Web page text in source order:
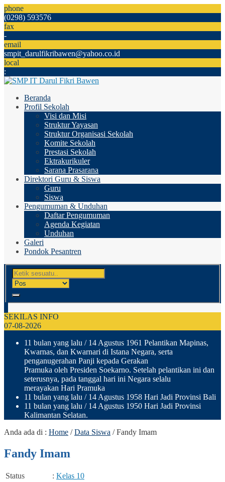
phone
(0298) 593576
fax
-
email
smpit_darulfikribawen@yahoo.co.id
local
:
Beranda
Profil Sekolah
Visi dan Misi
Struktur Yayasan
Struktur Organisasi Sekolah
Komite Sekolah
Prestasi Sekolah
Ektrakurikuler
Sarana Prasarana
Direktori Guru & Siswa
Guru
Siswa
Pengumuman & Unduhan
Daftar Pengumuman
Agenda Kegiatan
Unduhan
Galeri
Pondok Pesantren
SEKILAS INFO
07-08-2026
11 bulan yang lalu / 14 Agustus 1961 Pelantikan Mapinas,
Kwarnas, dan Kwarnari di Istana Negara, serta
penganugerahan Panji kepada Gerakan
Pramuka oleh Presiden Soekarno. Setelah pelantikan ini dan
seterusnya, pada tanggal hari ini Negara selalu
merayakan Hari Pramuka
11 bulan yang lalu / 14 Agustus 1958 Hari Jadi Provinsi Bali
11 bulan yang lalu / 14 Agustus 1950 Hari Jadi Provinsi
Kalimantan Selatan.
Anda ada di : Home /Data Siswa /Fandy Imam
Fandy Imam
Status : Kelas 10